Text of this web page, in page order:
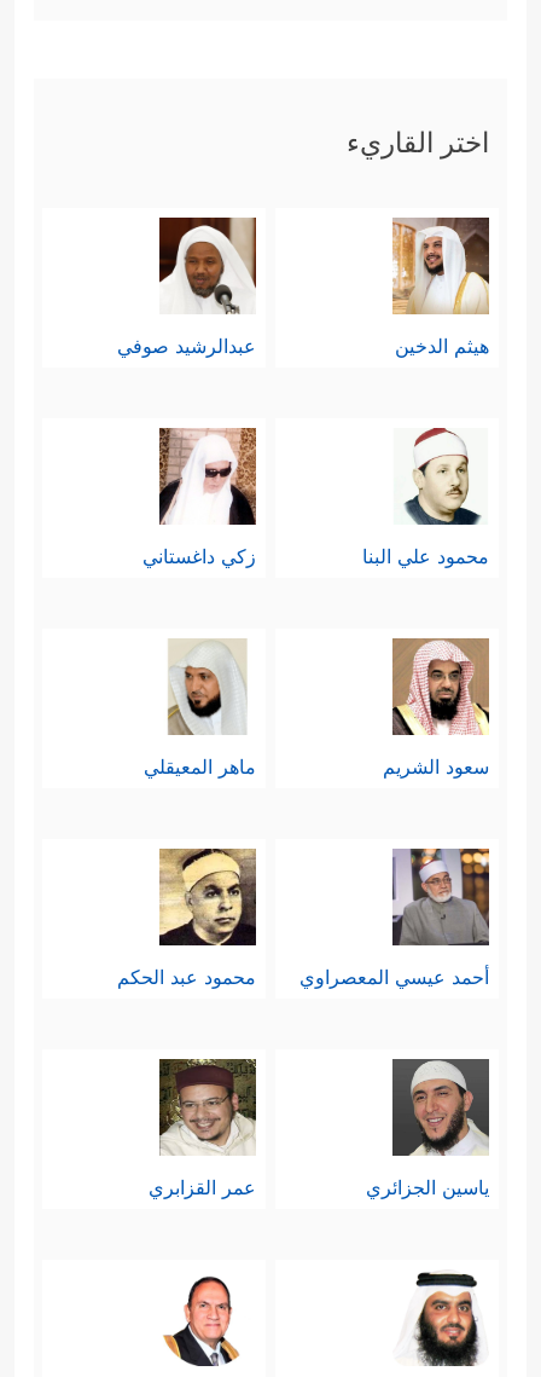
اختر القاريء
هيثم الدخين عبدالرشيد صوفي
محمود علي البنا زكي داغستاني
سعود الشريم ماهر المعيقلي
أحمد عيسي المعصراوي محمود عبد الحكم
ياسين الجزائري عمر القزابري